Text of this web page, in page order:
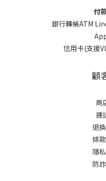
付
銀行轉帳ATM
信用卡(支援
顧
商
運
退
條
隱
防